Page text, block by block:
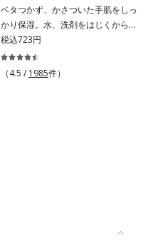
ベタつかず、かさついた手肌をしっ
かり保湿。水、洗剤をはじくからキ
ッチンでも使用できる万能型ハンド
クリーム。常に外気にさらされてい
る上、もともと皮脂分泌が少ない手
ピジュアは、日油株式会社の登録商
税込723円
（4.5 / 1985件）